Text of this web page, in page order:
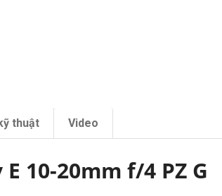
thuật Video
E 10-20mm f/4 PZ G